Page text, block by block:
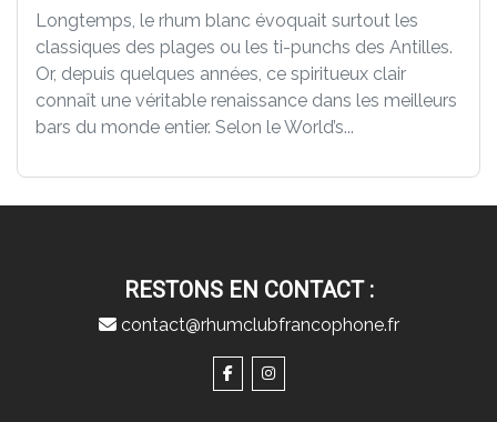
Longtemps, le rhum blanc évoquait surtout les
classiques des plages ou les ti-punchs des Antilles.
Or, depuis quelques années, ce spiritueux clair
connaît une véritable renaissance dans les meilleurs
bars du monde entier. Selon le World’s...
RESTONS EN CONTACT :
contact@rhumclubfrancophone.fr